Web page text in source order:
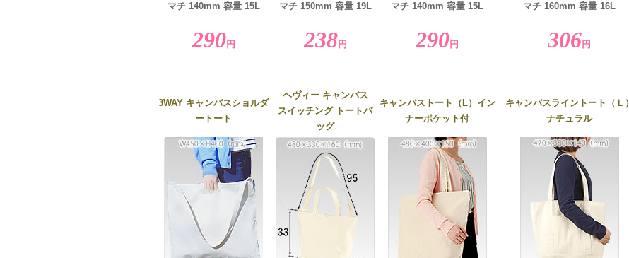
マチ 140mm 容量 15L マチ 150mm 容量 19L マチ 140mm 容量 15L マチ 160mm 容量 16L
290 円 238 円 290 円 306 円
3WAY キャンバスショルダ
ートート
ヘヴィー キャンバス
スイッチング トートバ
ッグ
キャンバストート（L）イン
ナーポケット付
キャンバスライントート（Ｌ）
ナチュラル